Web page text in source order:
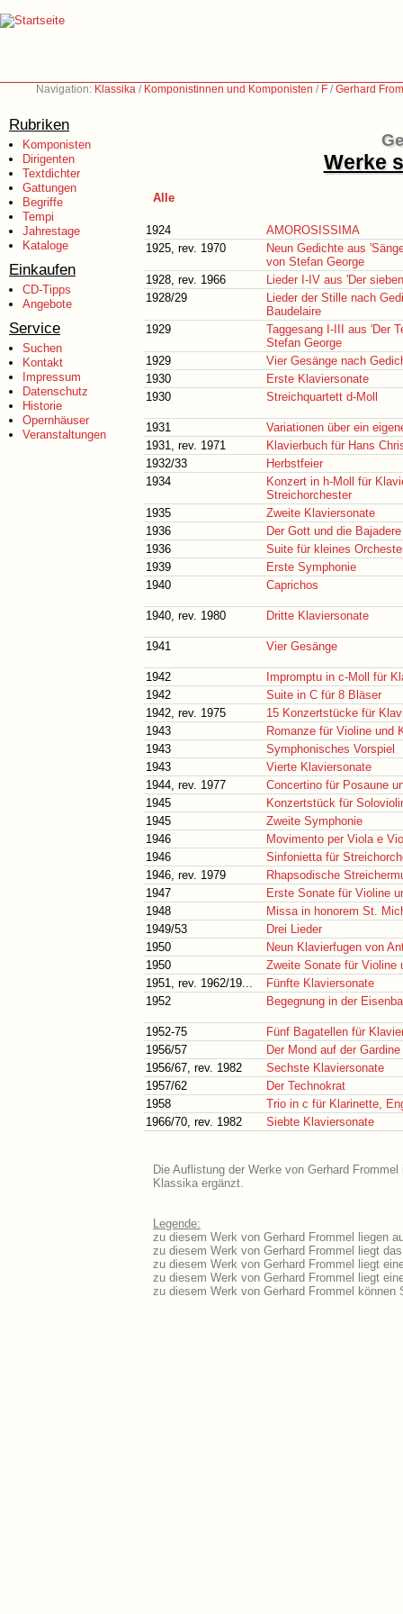
Navigation: Klassika / Komponistinnen und Komponisten / F /Gerhard
Rubriken
Komponisten
Dirigenten
Textdichter
Gattungen
Begriffe
Tempi
Jahrestage
Kataloge
Einkaufen
CD-Tipps
Angebote
Service
Suchen
Kontakt
Impressum
Datenschutz
Historie
Opernhäuser
Veranstaltungen
Werke
Alle
1924
AMOROSISSIMA
1925, rev. 1970
Neun Gedichte aus
von Stefan George
1928, rev. 1966
Lieder I-IV aus 'Der
1928/29
Lieder der Stille nach
Baudelaire
1929
Taggesang I-III aus 'Der
Stefan George
1929
Vier Gesänge nach
1930
Erste Klaviersonate
1930
Streichquartett d-Moll
1931
Variationen über ein
1931, rev. 1971
Klavierbuch für Hans
1932/33
Herbstfeier
1934
Konzert in h-Moll für
Streichorchester
1935
Zweite Klaviersonate
1936
Der Gott und die Bajadere
1936
Suite für kleines
1939
Erste Symphonie
1940
Caprichos
1940, rev. 1980 Dritte Klaviersonate
1941 Vier Gesänge
1942
Impromptu in c-Moll für
1942
Suite in C für 8 Bläser
1942, rev. 1975
15 Konzertstücke für
1943
Romanze für Violine und
1943
Symphonisches Vorspiel
1943
Vierte Klaviersonate
1944, rev. 1977
Concertino für Posaune
1945
Konzertstück für
1945
Zweite Symphonie
1946
Movimento per Viola e
1946
Sinfonietta für
1946, rev. 1979
Rhapsodische
1947
Erste Sonate für Violine
1948
Missa in honorem St.
1949/53
Drei Lieder
1950
Neun Klavierfugen von
1950
Zweite Sonate für Violine
1951, rev. 1962/19...
Fünfte Klaviersonate
1952
Begegnung in der
1952-75
Fünf Bagatellen für
1956/57
Der Mond auf der Gardine
1956/67, rev. 1982
Sechste Klaviersonate
1957/62
Der Technokrat
1958
Trio in c für Klarinette,
1966/70, rev. 1982
Siebte Klaviersonate
Die Auflistung der Werke von Gerhard
Klassika ergänzt.
Legende:
zu diesem Werk von Gerhard Frommel liegen
zu diesem Werk von Gerhard Frommel liegt
zu diesem Werk von Gerhard Frommel liegt
zu diesem Werk von Gerhard Frommel liegt
zu diesem Werk von Gerhard Frommel können